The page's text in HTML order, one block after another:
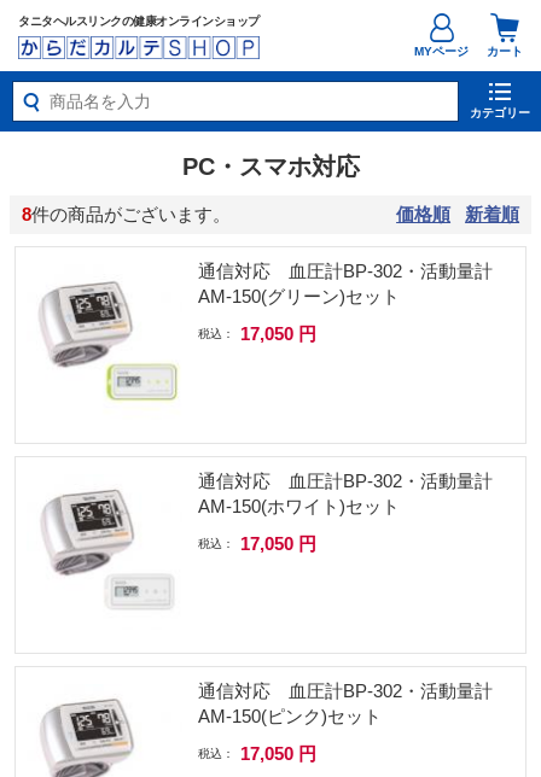
タニタヘルスリンクの健康オンラインショップ
カート
MYページ
カテゴリー
PC・スマホ対応
8件の商品がございます。 価格順 新着順
通信対応 血圧計BP-302・活動量計
AM-150(グリーン)セット
税込： 17,050 円
通信対応 血圧計BP-302・活動量計
AM-150(ホワイト)セット
税込： 17,050 円
通信対応 血圧計BP-302・活動量計
AM-150(ピンク)セット
税込： 17,050 円